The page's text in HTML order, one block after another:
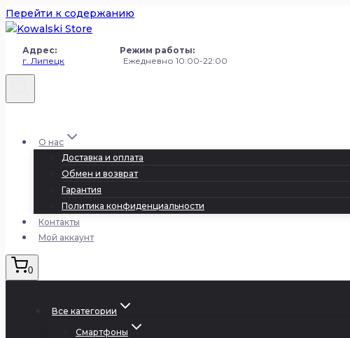
Перейти к содержанию
Адрес: Режим работы:
г. Липецк Ежедневно 10:00-22:00
О нас
Доставка и оплата
Обмен и возврат
Гарантия
Политика конфиденциальности
Контакты
Мой аккаунт
0
Все категории
Смартфоны